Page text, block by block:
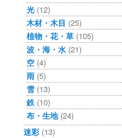
光 (12)
木材・木目 (25)
植物・花・草 (105)
波・海・水 (21)
空 (4)
雨 (5)
雪 (13)
鉄 (10)
布・生地(24)
迷彩 (13)